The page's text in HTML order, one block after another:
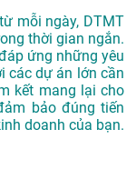
mỗi ngày, DTMT
thời gian ngắn.
ứng những yêu
các dự án lớn cần
kết mang lại cho
bảo đúng tiến
doanh của bạn.